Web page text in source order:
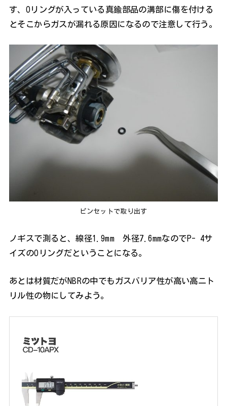
す、Oリングが入っている真鍮部品の溝部に傷を付ける
とそこからガスが漏れる原因になるので注意して行う。
ピンセットで取り出す
ノギスで測ると、線径1.9mm 外径7.6mmなのでP- 4サ
イズのOリングだということになる。
あとは材質だがNBRの中でもガスバリア性が高い高ニト
リル性の物にしてみよう。